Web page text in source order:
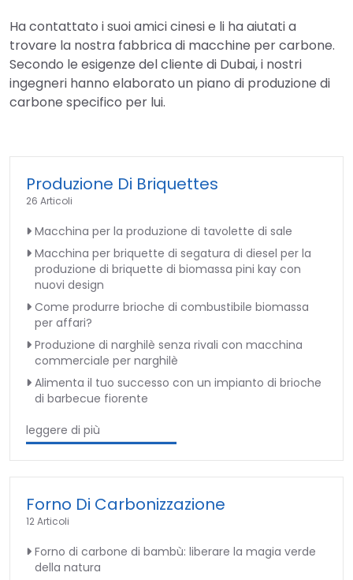
Ha contattato i suoi amici cinesi e li ha aiutati a
trovare la nostra fabbrica di macchine per carbone.
Secondo le esigenze del cliente di Dubai, i nostri
ingegneri hanno elaborato un piano di produzione di
carbone specifico per lui.
Produzione Di Briquettes
26 Articoli
Macchina per la produzione di tavolette di sale
Macchina per briquette di segatura di diesel per la
produzione di briquette di biomassa pini kay con
nuovi design
Come produrre brioche di combustibile biomassa
per affari?
Produzione di narghilè senza rivali con macchina
commerciale per narghilè
Alimenta il tuo successo con un impianto di brioche
di barbecue fiorente
leggere di più
Forno Di Carbonizzazione
12 Articoli
Forno di carbone di bambù: liberare la magia verde
della natura